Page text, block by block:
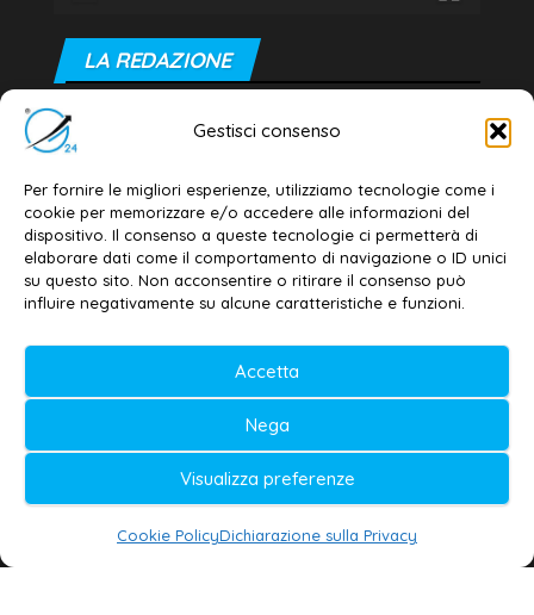
Gestisci consenso
Per fornire le migliori esperienze, utilizziamo tecnologie come i
cookie per memorizzare e/o accedere alle informazioni del
dispositivo. Il consenso a queste tecnologie ci permetterà di
elaborare dati come il comportamento di navigazione o ID unici
su questo sito. Non acconsentire o ritirare il consenso può
influire negativamente su alcune caratteristiche e funzioni.
Accetta
Nega
Visualizza preferenze
Cookie PolicyDichiarazione sulla Privacy
LA REDAZIONE
Editore e direttore responsabile:
Dott. Daniele G. Masciullo
Email: redazione@galatina24.it
Contatti –Disclaimer
Privacy policy –Cookie policy
Testata iscritta al n. 11/2020 Registro della
Stampa Tribunale di Lecce
Editore e direttore responsabile:
Daniele G. Masciullo